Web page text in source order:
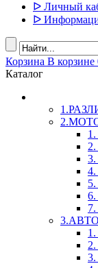
ᐅ Личный
ᐅ
Корзина В корзине
Каталог